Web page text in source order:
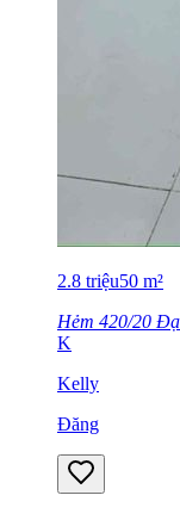
2.8 triệu50 m²
Hẻm 420/20
K
Kelly
Đăng